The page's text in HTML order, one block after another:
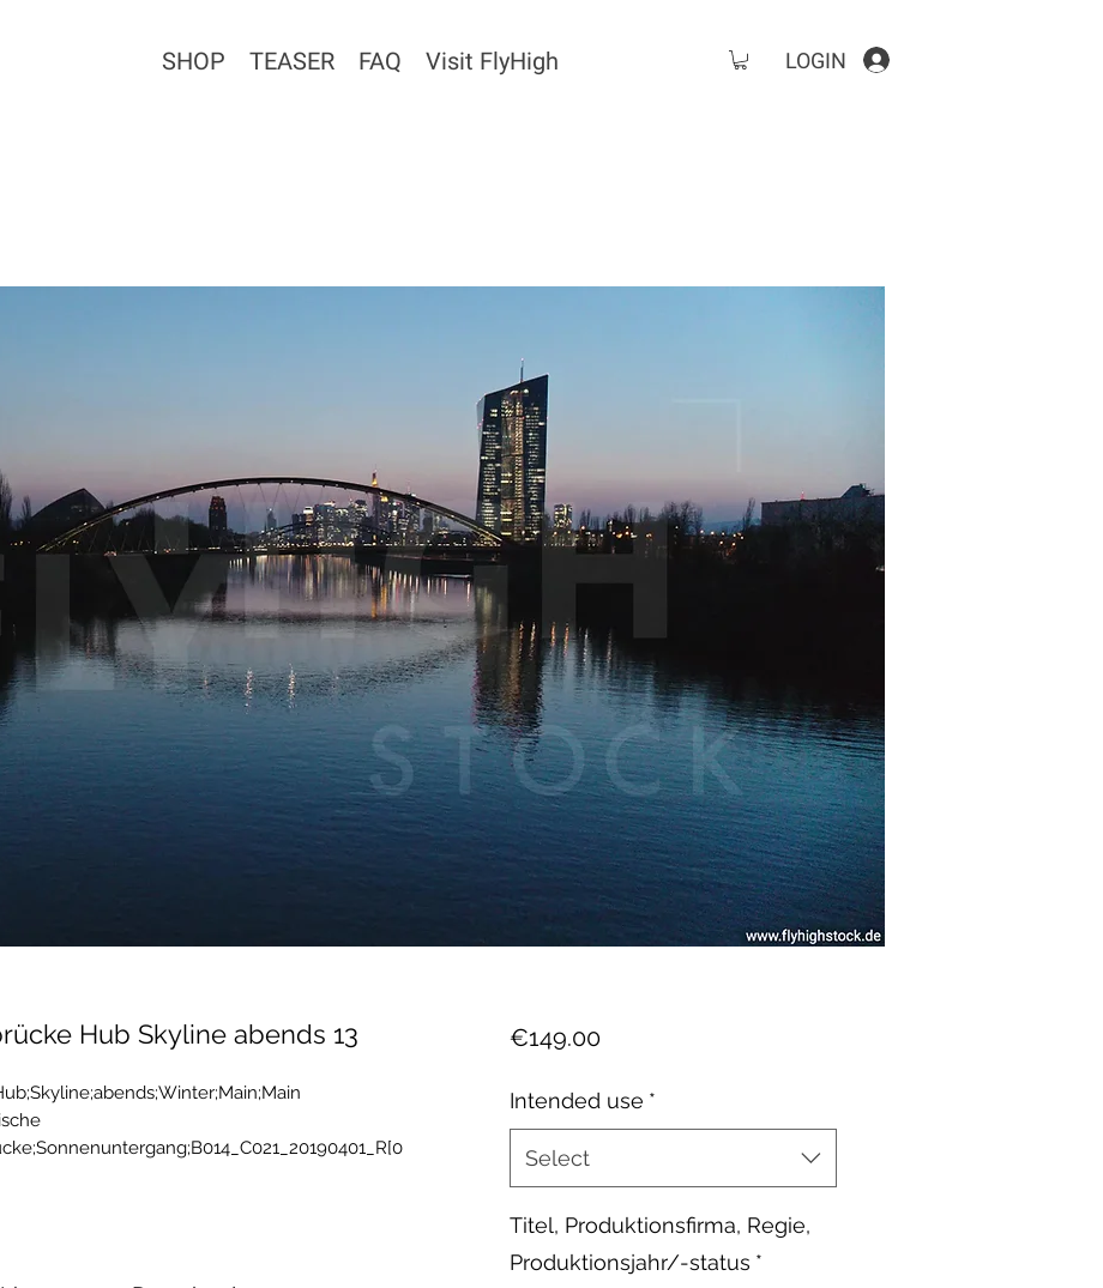
SHOP TEASER FAQ Visit FlyHigh LOGIN
Hub Skyline abends 13 €149.00Price
Intended use *
Select
Titel, Produktionsfirma, Regie,
Produktionsjahr/-status *